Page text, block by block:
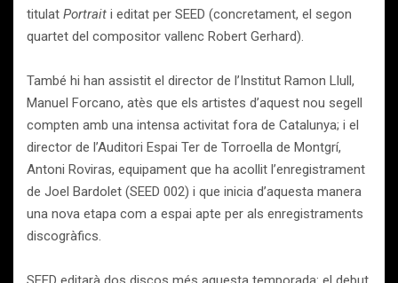
titulat Portrait i editat per SEED (concretament, el segon
quartet del compositor vallenc Robert Gerhard).
També hi han assistit el director de l’Institut Ramon Llull,
Manuel Forcano, atès que els artistes d’aquest nou segell
compten amb una intensa activitat fora de Catalunya; i el
director de l’Auditori Espai Ter de Torroella de Montgrí,
Antoni Roviras, equipament que ha acollit l’enregistrament
de Joel Bardolet (SEED 002) i que inicia d’aquesta manera
una nova etapa com a espai apte per als enregistraments
discogràfics.